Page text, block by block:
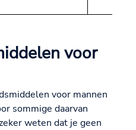
voor
voor mannen
sommige daarvan
weten dat je geen